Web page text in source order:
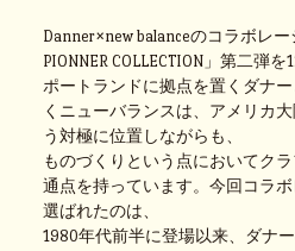
Danner×new balanceのコラボレー
PIONNER COLLECTION」第二弾
ポートランドに拠点を置くダナ
くニューバランスは、アメリカ
う対極に位置しながらも、
ものづくりという点においてク
通点を持っています。今回コラ
選ばれたのは、
1980年代前半に登場以来、ダナ